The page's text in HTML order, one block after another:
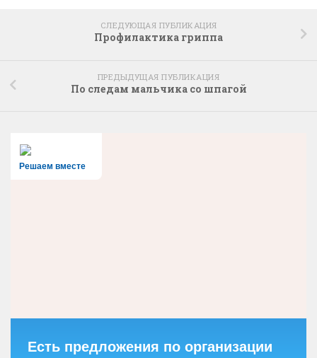
СЛЕДУЮЩАЯ ПУБЛИКАЦИЯ
Профилактика гриппа
ПРЕДЫДУЩАЯ ПУБЛИКАЦИЯ
По следам мальчика со шпагой
Решаем вместе
Есть предложения по организации